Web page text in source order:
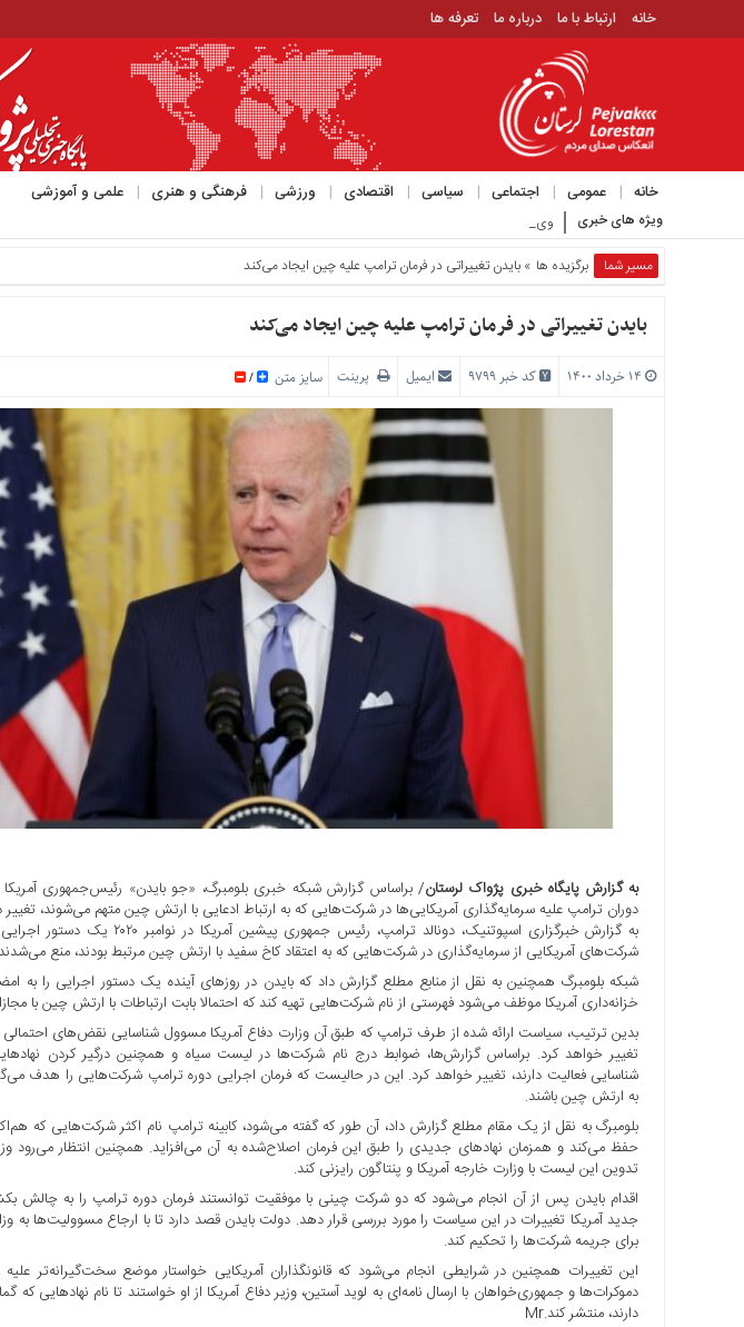
خانه ارتباط با ما درباره ما تعرفه ها
خانه عمومی اجتماعی سیاسی اقتصادی ورزشی فرهنگی و هنری علمی و آموزشی
ارتباط
ویژه های خبری ویدیوی عجیبی که حمید رسایی با موضوع م_
مسیر شما برگزیده ها » بایدن تغییراتی در فرمان ترامپ علیه چین ایجاد می‌کند
بایدن تغییراتی در فرمان ترامپ علیه چین ایجاد می‌کند
کد خبر 9799 ایمیل پرینت سایز متن /
به گزارش پایگاه خبری پژواک لرستان/ براساس گزارش شبکه خبری بلومبرگ، «جو بایدن» رئیس‌جمهوری آمریکا
دوران ترامپ علیه سرمایه‌گذاری آمریکایی‌ها در شرکت‌هایی که به ارتباط ادعایی با ارتش چین متهم می‌شوند،
به گزارش خبرگزاری اسپوتنیک، دونالد ترامپ،
شرکت‌های آمریکایی از سرمایه‌گذاری در شرکت‌هایی که به اعتقاد کاخ سفید با ارتش چین مرتبط بودند، منع
شبکه بلومبرگ همچنین به نقل از منابع مطلع گزارش داد که بایدن در روزهای آینده یک دستور اجرایی را به
خزانه‌داری آمریکا موظف می‌شود فهرستی از نام شرکت‌هایی تهیه کند که احتمالا بابت ارتباطات با ارتش چین با
بدین ترتیب، سیاست ارائه شده از طرف ترامپ که طبق آن وزارت دفاع آمریکا مسوول شناسایی نقض‌های
تغییر خواهد کرد. براساس گزارش‌ها، ضوابط درج نام شرکت‌ها در لیست سیاه و همچنین درگیر کردن
شناسایی فعالیت دارند، تغییر خواهد کرد. این در حالیست که فرمان اجرایی دوره ترامپ شرکت‌هایی را هدف
به ارتش چین باشند.
بلومبرگ به نقل از یک مقام مطلع گزارش داد، آن طور که گفته می‌شود، کابینه ترامپ نام اکثر شرکت‌هایی که
حفظ می‌کند و همزمان نهادهای جدیدی را طبق این فرمان اصلاح‌شده به آن می‌افزاید. همچنین انتظار می‌رود
تدوین این لیست با وزارت خارجه آمریکا و پنتاگون رایزنی کند.
اقدام بایدن پس از آن انجام می‌شود که دو شرکت چینی با موفقیت توانستند فرمان دوره ترامپ را به چالش
جدید آمریکا تغییرات در این سیاست را مورد بررسی قرار دهد. دولت بایدن قصد دارد تا با ارجاع مسوولیت‌ها به
برای جریمه شرکت‌ها را تحکیم کند.
این تغییرات همچنین در شرایطی انجام می‌شود که قانونگذاران آمریکایی خواستار موضع سخت‌گیرانه‌تر
دموکرات‌ها و جمهوری‌خواهان با ارسال نامه‌ای به لوید آستین، وزیر دفاع آمریکا از او خواستند تا نام نهادهایی که
دارند، منتشر کند.Mr